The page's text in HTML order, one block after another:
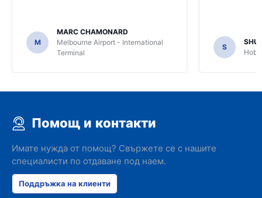
M
MARC CHAMONARD
Melbourne Airport - International
Terminal
S
Помощ и контакти
Имате нужда от помощ? Свържете се с нашите
специалисти по отдаване под наем.
Поддръжка на клиенти